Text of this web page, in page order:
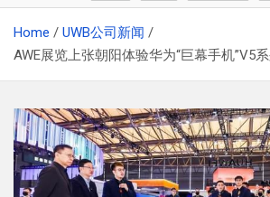
Home
UWB公司新闻
AWE展览上张朝阳体验华为“巨幕手机”V5系